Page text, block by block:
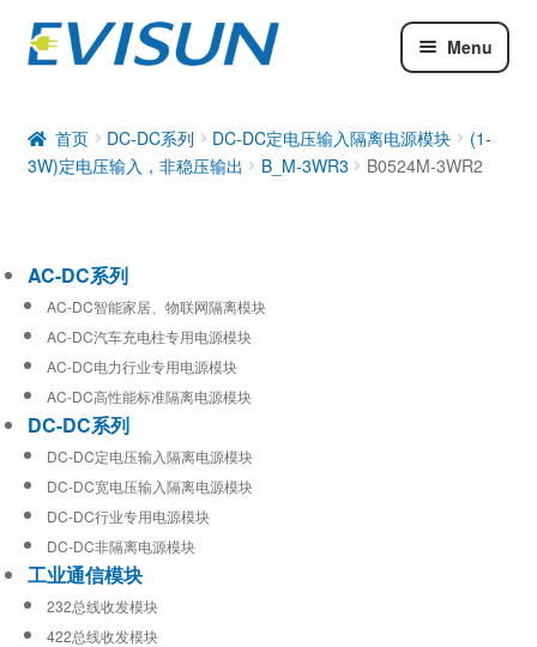
Menu
DC-DC系列
工业通信模块
首页 DC-DC系列 DC-DC定电压输入隔离电源模块
(1-
3W)定电压输入，非稳压输出
B_M-3WR3 B0524M-3WR2
AC-DC系列
AC-DC智能家居、物联网隔离模块
AC-DC汽车充电柱专用电源模块
AC-DC电力行业专用电源模块
AC-DC高性能标准隔离电源模块
DC-DC系列
DC-DC定电压输入隔离电源模块
DC-DC宽电压输入隔离电源模块
DC-DC行业专用电源模块
DC-DC非隔离电源模块
工业通信模块
232总线收发模块
422总线收发模块